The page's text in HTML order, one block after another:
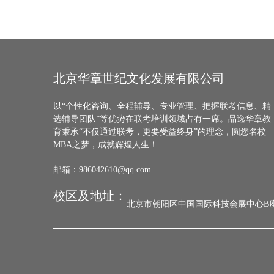
北京华章世纪文化发展有限公司
以“个性化咨询、全程辅导、专业管理、把握联考信息、精
选辅导团队”等优势在联考培训领域占有一席。品逸华章教
育秉承“不仅通过联考，更要受益终身”的理念，圆您名校
MBA之梦，成就辉煌人生！
邮箱：986042610@qq.com
校区及地址：
北京市朝阳区中国国际科技会展中心B